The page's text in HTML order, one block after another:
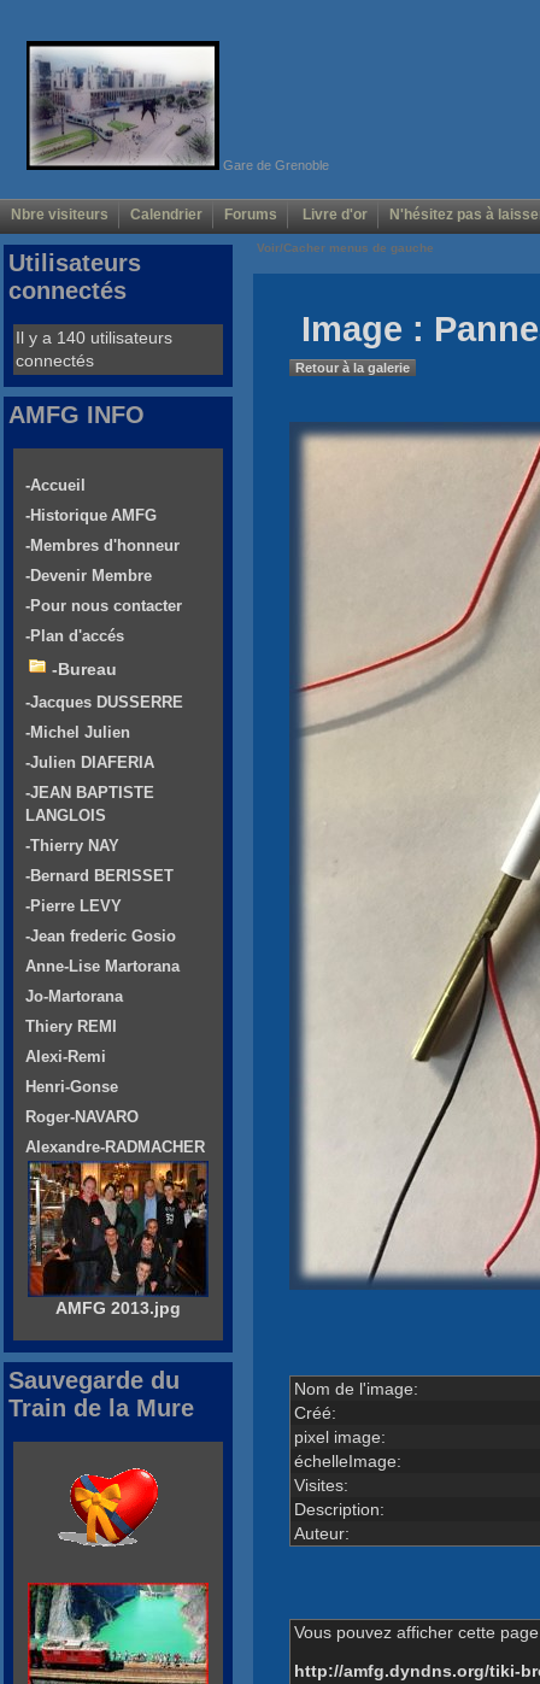
Gare de Grenoble
Nbre visiteurs Calendrier Forums Livre d'or N'hésitez pas à
Voir/Cacher menus de gauche
Image :
Retour à la galerie
Nom de l'image:
Créé:
pixel image:
échelleImage:
Visites:
Description:
Auteur:
Vous pouvez afficher cette
http://amfg.dyndns.org/tiki-
Utilisateurs
connectés
Il y a 140 utilisateurs
connectés
AMFG INFO
-Accueil
-Historique AMFG
-Membres d'honneur
-Devenir Membre
-Pour nous contacter
-Plan d'accés
-Bureau
-Jacques DUSSERRE
-Michel Julien
-Julien DIAFERIA
-JEAN BAPTISTE
LANGLOIS
-Thierry NAY
-Bernard BERISSET
-Pierre LEVY
-Jean frederic Gosio
Anne-Lise Martorana
Jo-Martorana
Thiery REMI
Alexi-Remi
Henri-Gonse
Roger-NAVARO
Alexandre-RADMACHER
AMFG 2013.jpg
Sauvegarde du
Train de la Mure